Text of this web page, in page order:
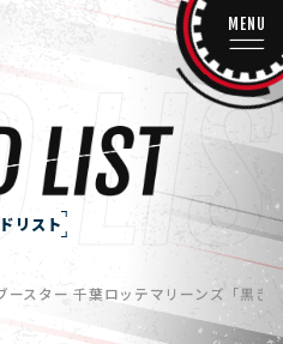
MENU
リスト
ースター 千葉ロッテマリーンズ「黒き